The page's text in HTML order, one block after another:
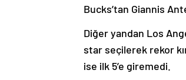
Bucks’tan Giannis
Diğer yandan Los
star seçilerek rekor
ise ilk 5’e giremedi.